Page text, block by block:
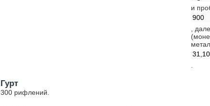
и
900
,
31,10
Гурт
300 рифлений.